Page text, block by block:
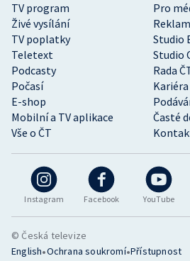
Veslování
Vodní slalom
Volejbal
Ostatní
Instagram Facebook YouTube
TV program
Pro
Živé vysílání
TV poplatky
Studio
Teletext
Studio
Podcasty
Rada
Počasí
Kariéra
E-shop
Mobilní a TV aplikace
Časté
Vše o ČT
© Česká televize
English•Ochrana soukromí•Přístupnost